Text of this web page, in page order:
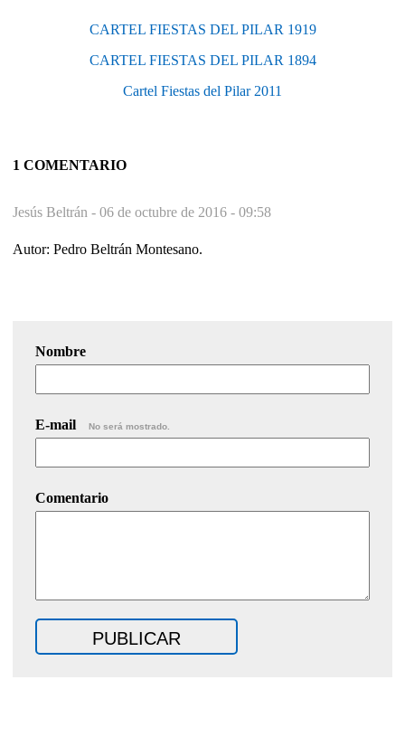
CARTEL FIESTAS DEL PILAR 1919
CARTEL FIESTAS DEL PILAR 1894
Cartel Fiestas del Pilar 2011
1 COMENTARIO
Jesús Beltrán - 06 de octubre de 2016 - 09:58
Autor: Pedro Beltrán Montesano.
Nombre
E-mail No será mostrado.
Comentario